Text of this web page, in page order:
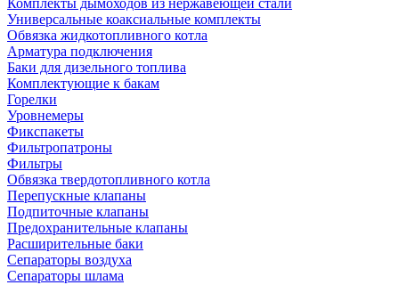
Универсальные коаксиальные комплекты
Обвязка жидкотопливного котла
Арматура подключения
Баки для дизельного топлива
Комплектующие к бакам
Горелки
Уровнемеры
Фикспакеты
Фильтропатроны
Фильтры
Обвязка твердотопливного котла
Перепускные клапаны
Подпиточные клапаны
Предохранительные клапаны
Расширительные баки
Сепараторы воздуха
Сепараторы шлама